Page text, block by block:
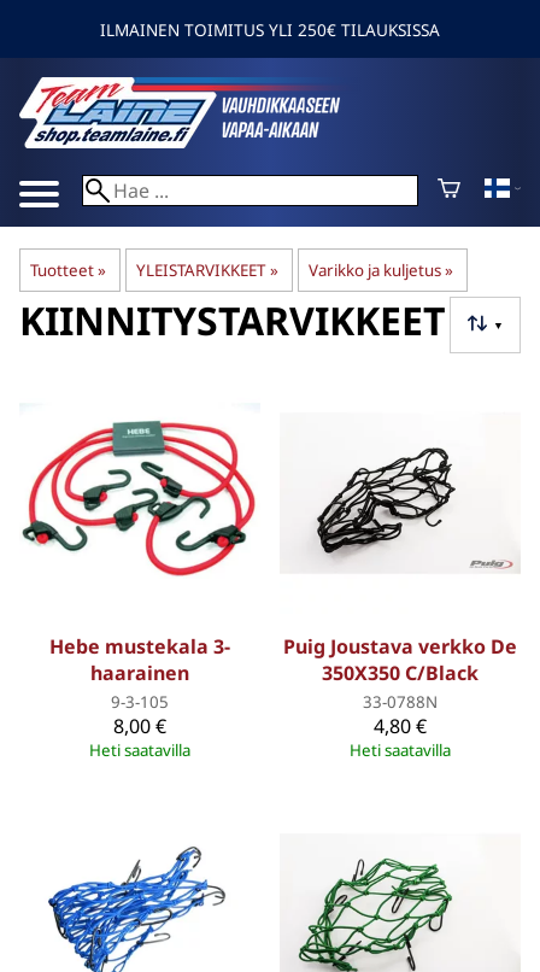
ILMAINEN TOIMITUS YLI 250€ TILAUKSISSA
Tuotteet‪» YLEISTARVIKKEET ‪» Varikko ja kuljetus‪»
▼
KIINNITYSTARVIKKEET
Hebe mustekala 3-
haarainen
9-3-105
8,00 €
Heti saatavilla
Puig Joustava verkko De
350X350 C/Black
33-0788N
4,80 €
Heti saatavilla